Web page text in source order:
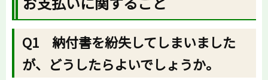
Q1 納付書を紛失してしまいました
が、どうしたらよいでしょうか。